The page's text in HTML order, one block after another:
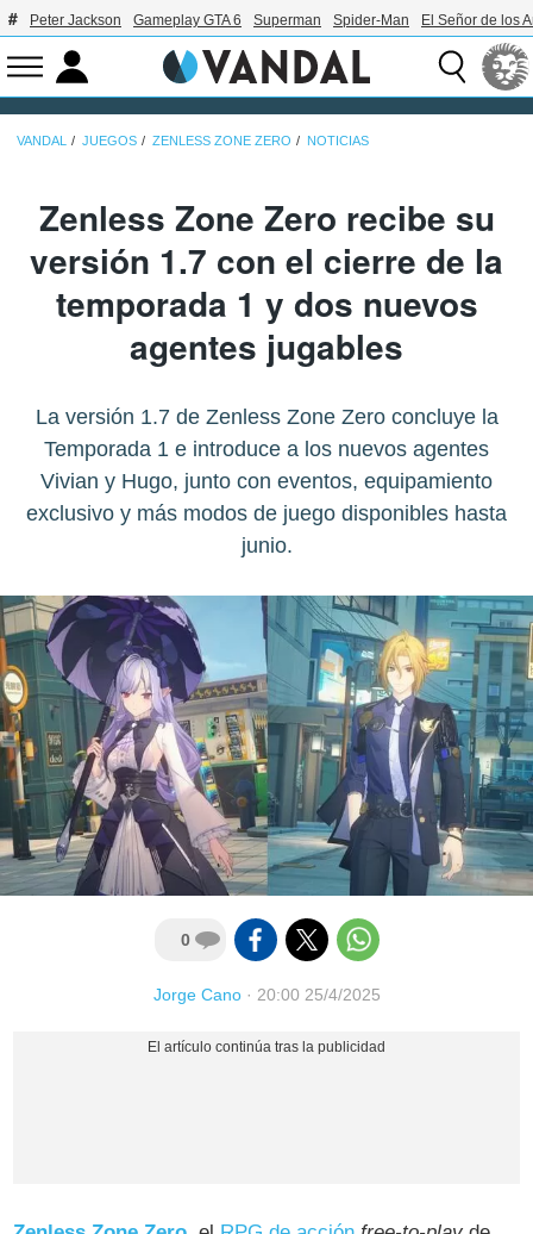
Peter Jackson Gameplay GTA 6 Superman Spider-Man El Señor de los
VANDAL JUEGOS ZENLESS ZONE ZERO NOTICIAS
Zenless Zone Zero recibe su
versión 1.7 con el cierre de la
temporada 1 y dos nuevos
agentes jugables
La versión 1.7 de Zenless Zone Zero concluye la
Temporada 1 e introduce a los nuevos agentes
Vivian y Hugo, junto con eventos, equipamiento
exclusivo y más modos de juego disponibles hasta
junio.
0
Jorge Cano· 20:00 25/4/2025